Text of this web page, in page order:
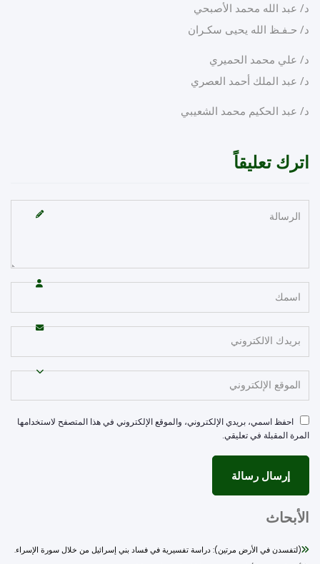
عبد الله محمد الأصبحي
حـفـظ الله يحيى سكـران
علي محمد الحميري
عبد الملك أحمد العصري
عبد الحكيم محمد الشعيبي
تعليقاً
احفظ اسمي، بريدي الإلكتروني، والموقع الإلكتروني في هذا المتصفح لاستخدامها
المقبلة في تعليقي.
(لتفسدن في الأرض مرتين): دراسة تفسيرية في فساد بني إسرائيل من خلال سورة الإسراء.